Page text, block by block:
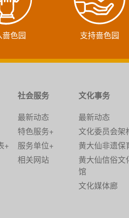
啬色园 支持啬色园
+
社会服务
最新动态
特色服务+
服务单位+
相关网站
文化事务
最新动态
文化委员会架
黄大仙非遗保
黄大仙信俗文
馆
文化媒体廊